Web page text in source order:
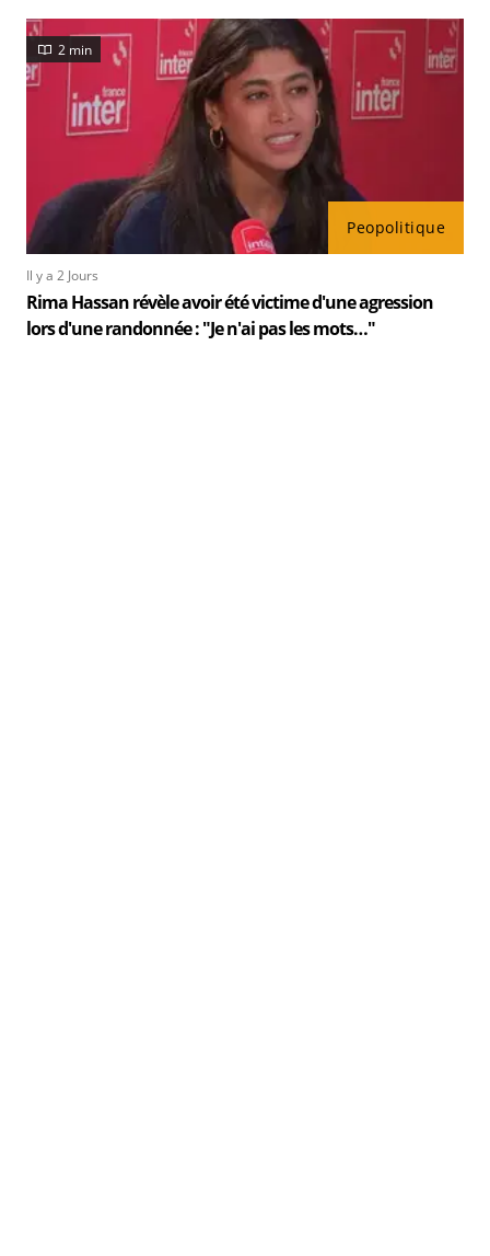
Peopolitique
2 min
Il y a 2 Jours
Rima Hassan révèle avoir été victime d'une agression
lors d'une randonnée : "Je n'ai pas les mots…"